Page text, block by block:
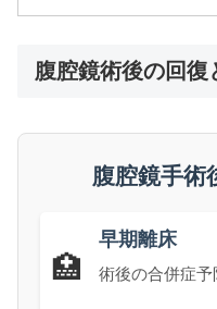
腹腔鏡術後の回復
腹腔鏡手術
🏥
早期離床
術後の合併症予